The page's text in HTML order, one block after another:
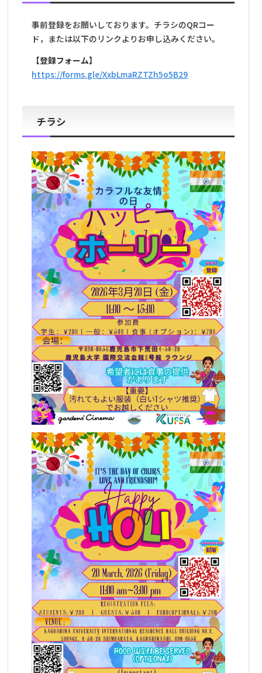
事前登録をお願いしております。チラシのQRコー
ド，または以下のリンクよりお申し込みください。
【登録フォーム】
https://forms.gle/XxbLmaRZTZh5o5B29
チラシ